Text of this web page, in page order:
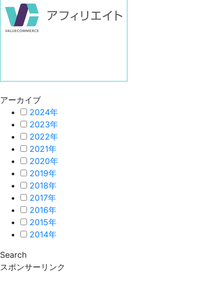
アーカイブ
2024年
2023年
2022年
2021年
2020年
2019年
2018年
2017年
2016年
2015年
2014年
Search
スポンサーリンク